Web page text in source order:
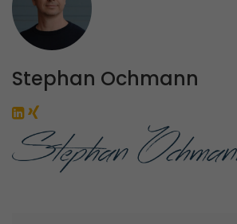
Stephan Ochmann